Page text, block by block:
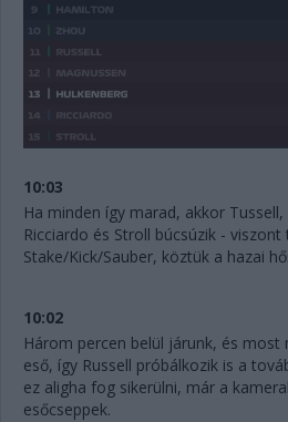
10:03
Ha minden így marad, akkor
Ricciardo és Stroll búcsúzik -
Stake/Kick/Sauber, köztük a hazai
10:02
Három percen belül járunk, és
eső, így Russell próbálkozik is a
ez aligha fog sikerülni, már a
esőcseppek.